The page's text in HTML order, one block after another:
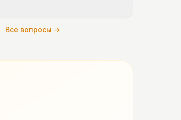
Все вопросы →